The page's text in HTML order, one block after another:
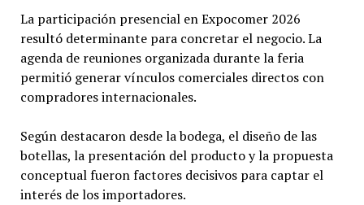
La participación presencial en Expocomer 2026
resultó determinante para concretar el negocio. La
agenda de reuniones organizada durante la feria
permitió generar vínculos comerciales directos con
compradores internacionales.
Según destacaron desde la bodega, el diseño de las
botellas, la presentación del producto y la propuesta
conceptual fueron factores decisivos para captar el
interés de los importadores.